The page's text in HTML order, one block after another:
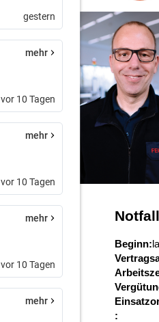
gestern
mehr
vor 10 Tagen
mehr
vor 10 Tagen
mehr
vor 10 Tagen
mehr